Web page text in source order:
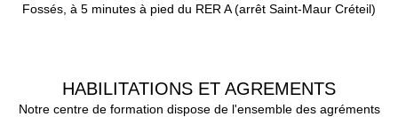
Fossés, à 5 minutes à pied du RER A (arrêt Saint-Maur Créteil)
HABILITATIONS ET AGREMENTS
Notre centre de formation dispose de l'ensemble des agréments